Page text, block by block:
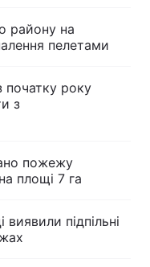
району на
пелетами
року
з
пожежу
площі 7 га
підпільні